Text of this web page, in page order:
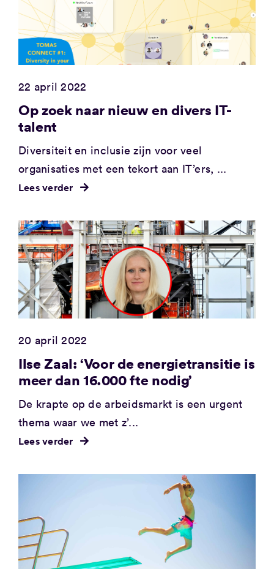
22 april 2022
Op zoek naar nieuw en divers IT-
talent
Diversiteit en inclusie zijn voor veel
organisaties met een tekort aan IT’ers, ...
Lees verder
20 april 2022
Ilse Zaal: ‘Voor de energietransitie is
meer dan 16.000 fte nodig’
De krapte op de arbeidsmarkt is een urgent
thema waar we met z’...
Lees verder